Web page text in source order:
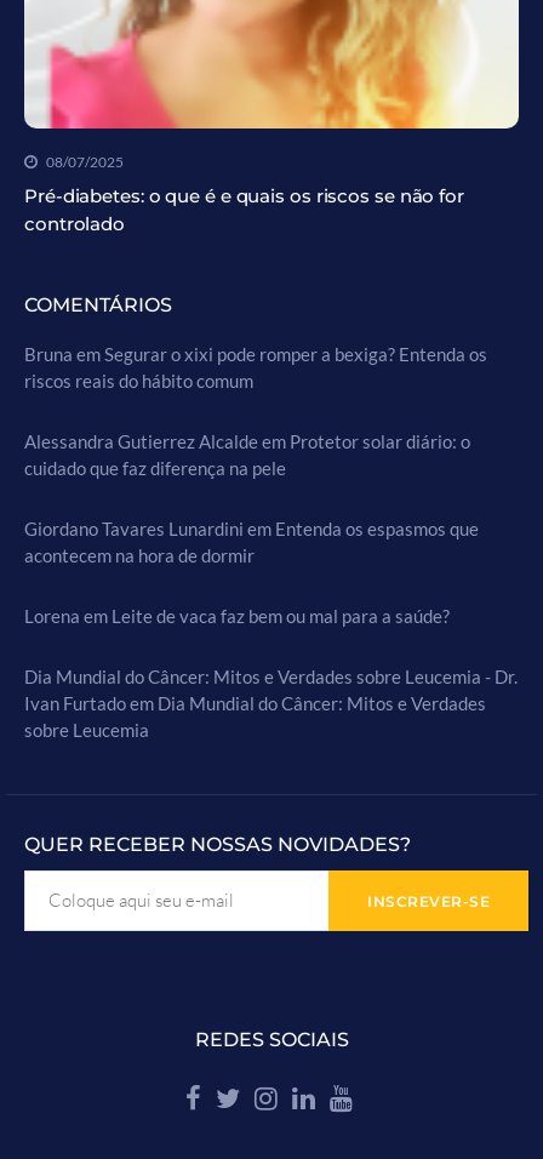
08/07/2025
Pré-diabetes: o que é e quais os riscos se não for
controlado
COMENTÁRIOS
Bruna emSegurar o xixi pode romper a bexiga? Entenda os
riscos reais do hábito comum
Alessandra Gutierrez Alcaldeem Protetor solar diário: o
cuidado que faz diferença na pele
Giordano Tavares Lunardini em Entenda os espasmos que
acontecem na hora de dormir
Lorena em Leite de vaca faz bem ou mal para a saúde?
Dia Mundial do Câncer: Mitos e Verdades sobre Leucemia - Dr.
Ivan Furtadoem Dia Mundial do Câncer: Mitos e Verdades
sobre Leucemia
QUER RECEBER NOSSAS NOVIDADES?
REDES SOCIAIS